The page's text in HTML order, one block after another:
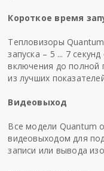
Короткое время
Тепловизоры
запуска – 5 ... 7
включения до полной
из лучших
Видеовыход
Все модели Quantum
видеовыходом для
записи или вывода